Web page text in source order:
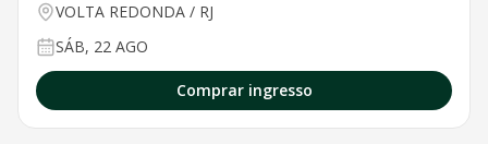
VOLTA REDONDA / RJ
SÁB, 22 AGO
Comprar ingresso